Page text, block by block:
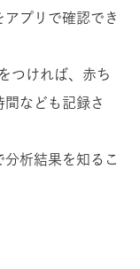
プリで確認でき
つければ、赤ち
なども記録さ
析結果を知るこ